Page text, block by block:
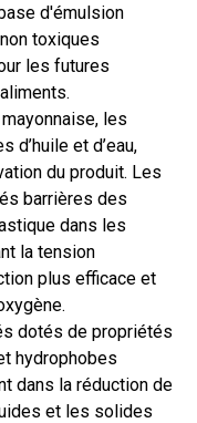
d'émulsion
toxiques
les futures
les
et d’eau,
du produit. Les
barrières des
dans les
la tension
plus efficace et
dotés de propriétés
hydrophobes
dans la réduction de
et les solides